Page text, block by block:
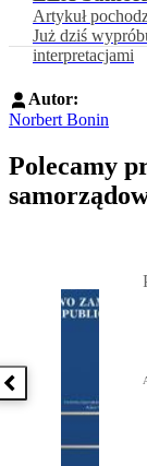
Artykuł
Już dziś
interpretacjami
Autor:
Norbert Bonin
Polecamy
Poprzednia książka